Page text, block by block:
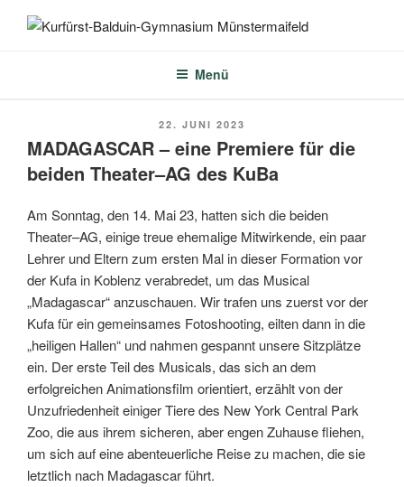
Inhalt
Menü
VERÖFFENTLICHT
22. JUNI 2023
MADAGASCAR – eine Premiere für die
beiden Theater–AG des KuBa
Am Sonntag, den 14. Mai 23, hatten sich die beiden
Theater–AG, einige treue ehemalige Mitwirkende, ein paar
Lehrer und Eltern zum ersten Mal in dieser Formation vor
der Kufa in Koblenz verabredet, um das Musical
„Madagascar“ anzuschauen. Wir trafen uns zuerst vor der
Kufa für ein gemeinsames Fotoshooting, eilten dann in die
„heiligen Hallen“ und nahmen gespannt unsere Sitzplätze
ein. Der erste Teil des Musicals, das sich an dem
erfolgreichen Animationsfilm orientiert, erzählt von der
Unzufriedenheit einiger Tiere des New York Central Park
Zoo, die aus ihrem sicheren, aber engen Zuhause fliehen,
um sich auf eine abenteuerliche Reise zu machen, die sie
letztlich nach Madagascar führt.